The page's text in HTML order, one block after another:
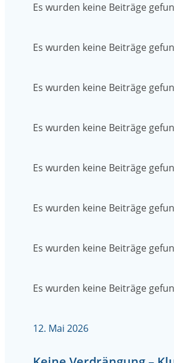
Es wurden keine Beiträge
Es wurden keine Beiträge
Es wurden keine Beiträge
Es wurden keine Beiträge
Es wurden keine Beiträge
Es wurden keine Beiträge
Es wurden keine Beiträge
Es wurden keine Beiträge
12. Mai 2026